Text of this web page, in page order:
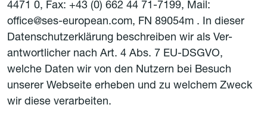
4471 0, Fax: +43 (0) 662 44 71-7199, Mail:
office@ses-european.com, FN 89054m . In dieser
Datenschutzerklärung beschreiben wir als Ver-
antwortlicher nach Art. 4 Abs. 7 EU-DSGVO,
welche Daten wir von den Nutzern bei Besuch
unserer Webseite erheben und zu welchem Zweck
wir diese verarbeiten.